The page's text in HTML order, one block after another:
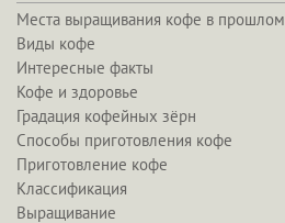
Места выращивания кофе в прошлом
Виды кофе
Интересные факты
Кофе и здоровье
Градация кофейных зёрн
Способы приготовления кофе
Приготовление кофе
Классификация
Выращивание